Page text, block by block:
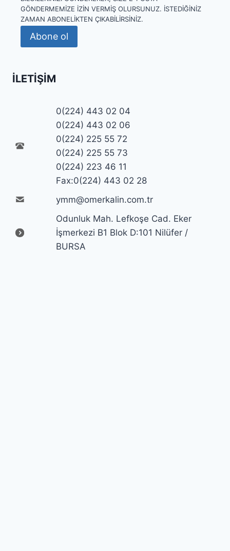
GÖNDERMEMIZE IZIN VERMIŞ OLURSUNUZ. İSTEDIĞINIZ
ZAMAN ABONELIKTEN ÇIKABILIRSINIZ.
Abone ol
İLETIŞIM
0(224) 443 02 04
0(224) 443 02 06
0(224) 225 55 72
0(224) 225 55 73
0(224) 223 46 11
Fax:0(224) 443 02 28
ymm@omerkalin.com.tr
Odunluk Mah. Lefkoşe Cad. Eker
İşmerkezi B1 Blok D:101 Nilüfer /
BURSA